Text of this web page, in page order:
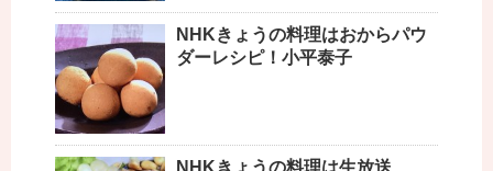
NHKきょうの料理はおからパウ
ダーレシピ！小平泰子